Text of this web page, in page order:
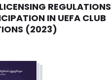
REGULATIONS
IN UEFA CLUB
(2023)